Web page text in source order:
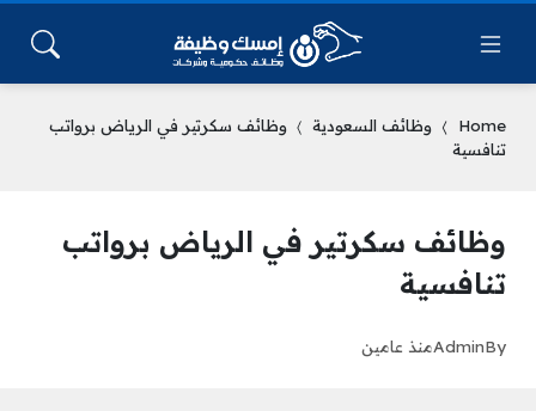
Home وظائف السعودية
وظائف سكرتير في الرياض برواتب
تنافسية
وظائف سكرتير في الرياض برواتب
تنافسية
By
Adminمنذ عامين